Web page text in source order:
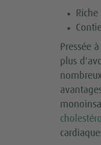
Pressée
plus